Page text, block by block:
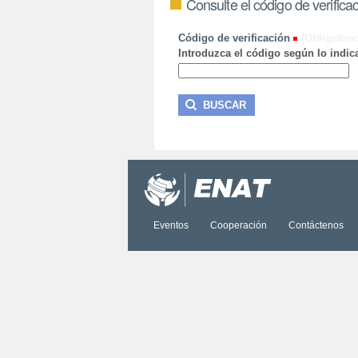
Código de verificación
Introduzca el código según lo
Eventos Cooperación Contáctenos